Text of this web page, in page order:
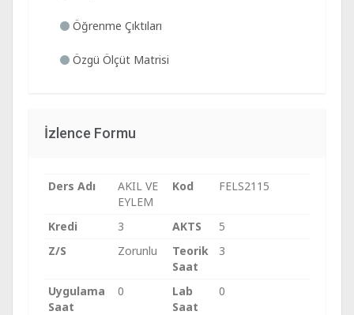
Öğrenme Çıktıları
Özgü Ölçüt Matrisi
İzlence Formu
Ders Adı
AKIL VE
EYLEM
Kod FELS2115
Kredi 3 AKTS
5
Z/S
Zorunlu
Teorik
Saat
3
Uygulama
Saat
0
Lab
Saat
0